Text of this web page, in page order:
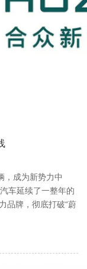
，成为新势力中
车延续了一整年的
品牌，彻底打破“蔚